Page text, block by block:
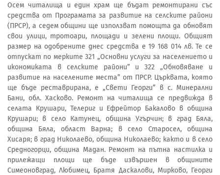
Осем читалища и един храм ще бъдат ремонтирани със
средства от Програмата за развитие на селските райони
(ПРСР), а седем общини ще използват помощта да обновят
свои улици, тротоари, площади и зелени площи. Общият
размер на одобрените днес средства е 19 168 014 лв. Те се
отпускат по мерките 321 „Основни услуги за населението и
икономиката в селските райони” и 322 „Обновяване и
развитие на населените места” от ПРСР. Църквата, която
ще бъде реставрирана, е „Свети Георги” в с. Минерални
Бани, обл. Хасково. Ремонт на читалища се предвижда в
селата Крушари, Телериг и Ефрейтор Бакалово в община
Крушари; в село Катунец, община Угърчин; в град Бяла,
община Бяла, област Варна; в село Старосел, община
Хисаря; в град Николаево, община Николаево; както и в село
Средногорци, община Мадан. Ремонт на пътна настилка и
прилежащи площи ще бъде извършен в общините
Симеоновград, Любимец, Братя Даскалови, Мирково, Георги